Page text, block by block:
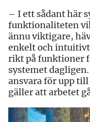
– I ett sådant här
funktionaliteten
ännu viktigare,
enkelt och
rikt på funktioner
systemet
ansvara för upp till
gäller att arbetet